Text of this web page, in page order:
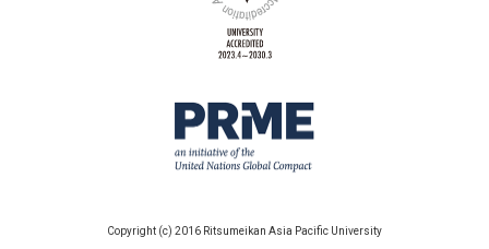
Copyright (c) 2016 Ritsumeikan Asia Pacific University